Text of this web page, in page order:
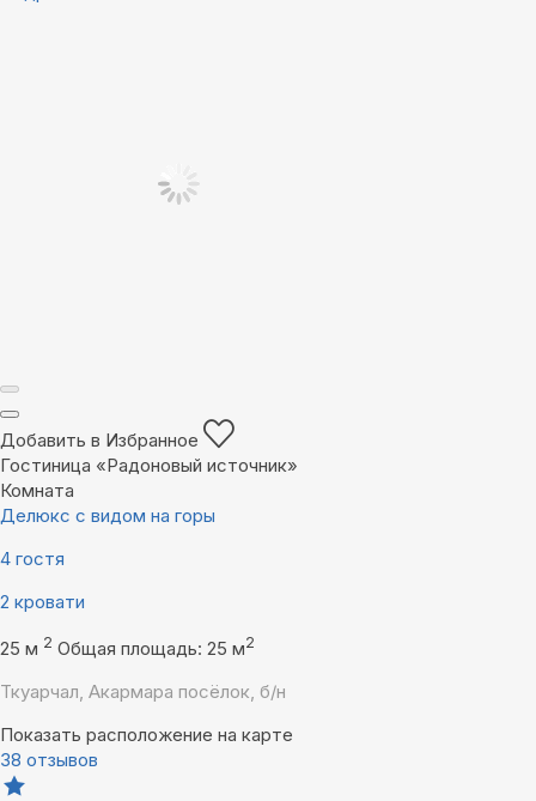
Добавить в Избранное
Гостиница «Радоновый источник»
Комната
Делюкс с видом на горы
4 гостя
2 кровати
25 м 2 Общая площадь: 25 м2
Ткуарчал, Акармара посёлок, б/н
Показать расположение на карте
38 отзывов